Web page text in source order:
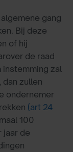
gang
Bij deze
of hij
de raad
zal
zullen
ondernemer
(art 24
100
jaar de